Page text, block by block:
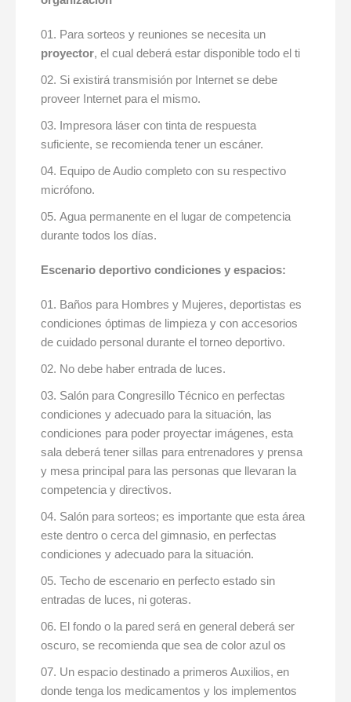
Para sorteos y reuniones se necesita un
proyector, el cual deberá estar disponible todo el ti
Si existirá transmisión por Internet se debe
proveer Internet para el mismo.
Impresora láser con tinta de respuesta
suficiente, se recomienda tener un escáner.
Equipo de Audio completo con su respectivo
micrófono.
Agua permanente en el lugar de competencia
durante todos los días.
Escenario deportivo condiciones y espacios:
Baños para Hombres y Mujeres, deportistas es
condiciones óptimas de limpieza y con accesorios
de cuidado personal durante el torneo deportivo.
No debe haber entrada de luces.
Salón para Congresillo Técnico en perfectas
condiciones y adecuado para la situación, las
condiciones para poder proyectar imágenes, esta
sala deberá tener sillas para entrenadores y prensa
y mesa principal para las personas que llevaran la
competencia y directivos.
Salón para sorteos; es importante que esta área
este dentro o cerca del gimnasio, en perfectas
condiciones y adecuado para la situación.
Techo de escenario en perfecto estado sin
entradas de luces, ni goteras.
El fondo o la pared será en general deberá ser
oscuro, se recomienda que sea de color azul os
Un espacio destinado a primeros Auxilios, en
donde tenga los medicamentos y los implementos